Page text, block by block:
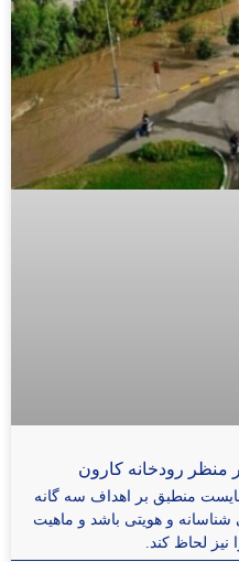
منظر رودخانه کارون
منطبق بر اهداف سه گانه
شناسانه و هویتی باشد و ماهیت
نیز لحاظ کند.